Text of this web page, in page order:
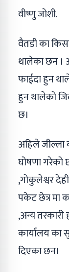
वीष्णु जोशी.
वैतडी का
थालेका छन ।
फाईदा हुन
हुन थालेको
छ।
अहिले जील्ला
घोषणा गरेको
,गोकुलेश्वर
पकेट छेत्र मा
,अन्य
कार्यालय का
दिएका छन।